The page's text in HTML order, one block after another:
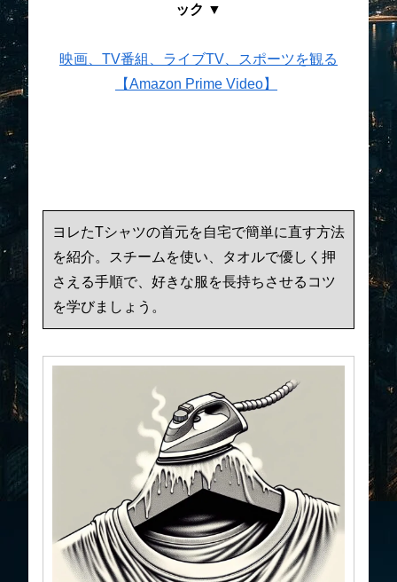
ック ▼
映画、TV番組、ライブTV、スポーツを観る
【Amazon Prime Video】
ヨレたTシャツの首元を自宅で簡単に直す方法
を紹介。スチームを使い、タオルで優しく押
さえる手順で、好きな服を長持ちさせるコツ
を学びましょう。